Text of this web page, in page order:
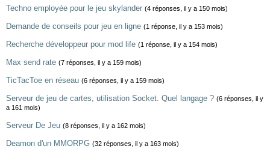
Techno employée pour le jeu skylander (4 réponses, il y a 150 mois)
Demande de conseils pour jeu en ligne (1 réponse, il y a 153 mois)
Recherche développeur pour mod life (1 réponse, il y a 154 mois)
Max send rate (7 réponses, il y a 159 mois)
TicTacToe en réseau (6 réponses, il y a 159 mois)
Serveur de jeu de cartes, utilisation Socket. Quel langage ? (6 réponses, il y
a 161 mois)
Serveur De Jeu (8 réponses, il y a 162 mois)
Deamon d'un MMORPG (32 réponses, il y a 163 mois)